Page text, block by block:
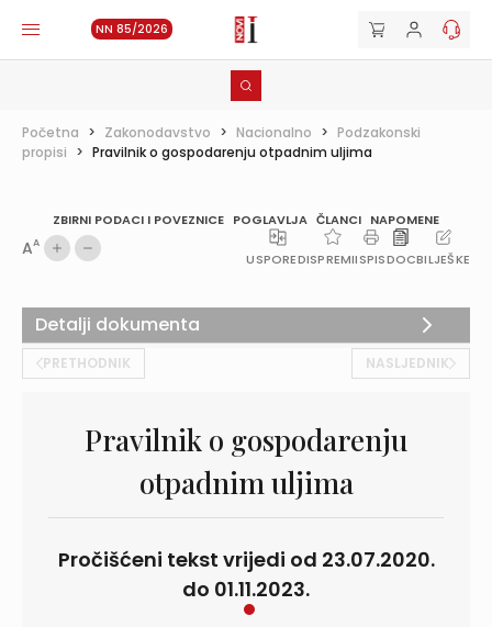
NN 85/2026
Početna > Zakonodavstvo > Nacionalno > Podzakonski
propisi > Pravilnik o gospodarenju otpadnim uljima
ZBIRNI PODACI I POVEZNICE POGLAVLJA ČLANCI NAPOMENE
AA
USPOREDISPREMIISPISDOCBILJEŠKE
PRETHODNIK NASLJEDNIK
Pravilnik o gospodarenju
otpadnim uljima
Pročišćeni tekst vrijedi od 23.07.2020.
do 01.11.2023.
Detalji dokumenta